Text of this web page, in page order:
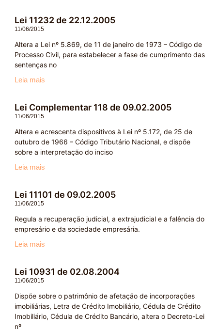
Lei 11232 de 22.12.2005
11/06/2015
Altera a Lei nº 5.869, de 11 de janeiro de 1973 – Código de
Processo Civil, para estabelecer a fase de cumprimento das
sentenças no
Leia mais
Lei Complementar 118 de 09.02.2005
11/06/2015
Altera e acrescenta dispositivos à Lei nº 5.172, de 25 de
outubro de 1966 – Código Tributário Nacional, e dispõe
sobre a interpretação do inciso
Leia mais
Lei 11101 de 09.02.2005
11/06/2015
Regula a recuperação judicial, a extrajudicial e a falência do
empresário e da sociedade empresária.
Leia mais
Lei 10931 de 02.08.2004
11/06/2015
Dispõe sobre o patrimônio de afetação de incorporações
imobiliárias, Letra de Crédito Imobiliário, Cédula de Crédito
Imobiliário, Cédula de Crédito Bancário, altera o Decreto-Lei
nº